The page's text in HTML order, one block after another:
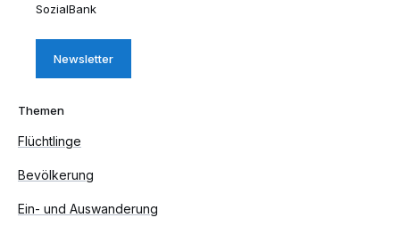
SozialBank
Newsletter
Themen
Flüchtlinge
Bevölkerung
Ein- und Auswanderung